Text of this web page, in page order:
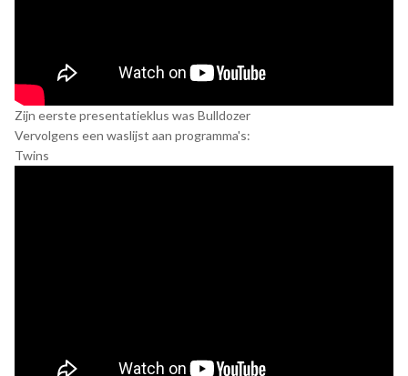
Zijn eerste presentatieklus was Bulldozer
Vervolgens een waslijst aan programma's:
Twins